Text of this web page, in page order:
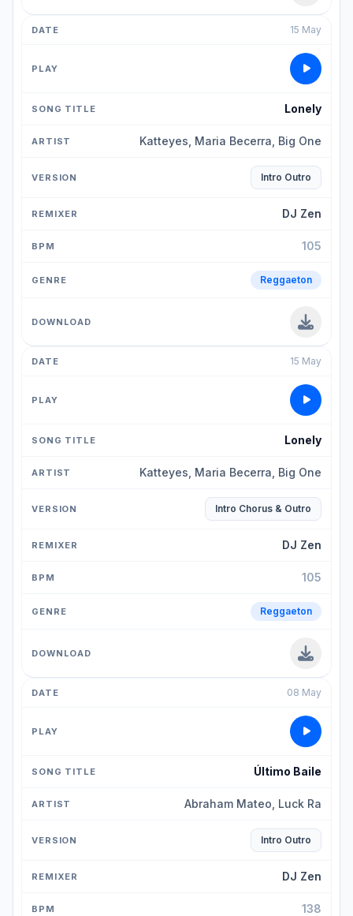
15 May
Lonely
Katteyes, Maria Becerra, Big One
Intro Outro
DJ Zen
105
Reggaeton
15 May
Lonely
Katteyes, Maria Becerra, Big One
Intro Chorus & Outro
DJ Zen
105
Reggaeton
08 May
Último Baile
Abraham Mateo, Luck Ra
Intro Outro
DJ Zen
138